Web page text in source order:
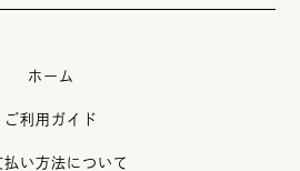
ホーム
ご利用ガイド
払い方法について